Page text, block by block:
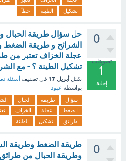
تشكيل
الطينة خطأ
0
تصويتات
1
إجابة
حل سؤال طريقة الحبال
الشرائح و طريقة الضغط
عجلة الخزاف تعتبر من
تشكيل الطينة ؟ - مع
سُئل أبريل 17 في تصنيف أسئلة
بواسطة عبود
سؤال طريقة الحبال
الضغط
عجلة الخزاف
طرائق
تشكيل الطينة
0
طريقة الضغط وطريقة
وطريقة الحبال من